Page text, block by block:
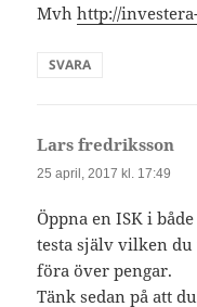
Mvhhttp://
SVARA
Lars fredriksson
25 april, 2017 kl. 17:49
Öppna en ISK i
testa själv vilken
föra över pengar.
Tänk sedan på att